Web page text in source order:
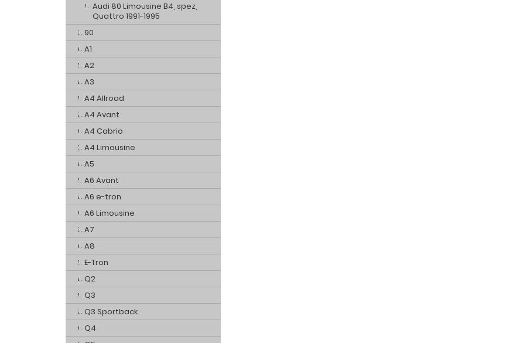
Audi 80 Limousine B4, spez,
Quattro 1991-1995
90
A1
A2
A3
A4 Allroad
A4 Avant
A4 Cabrio
A4 Limousine
A5
A6 Avant
A6 e-tron
A6 Limousine
A7
A8
E-Tron
Q2
Q3
Q3 Sportback
Q4